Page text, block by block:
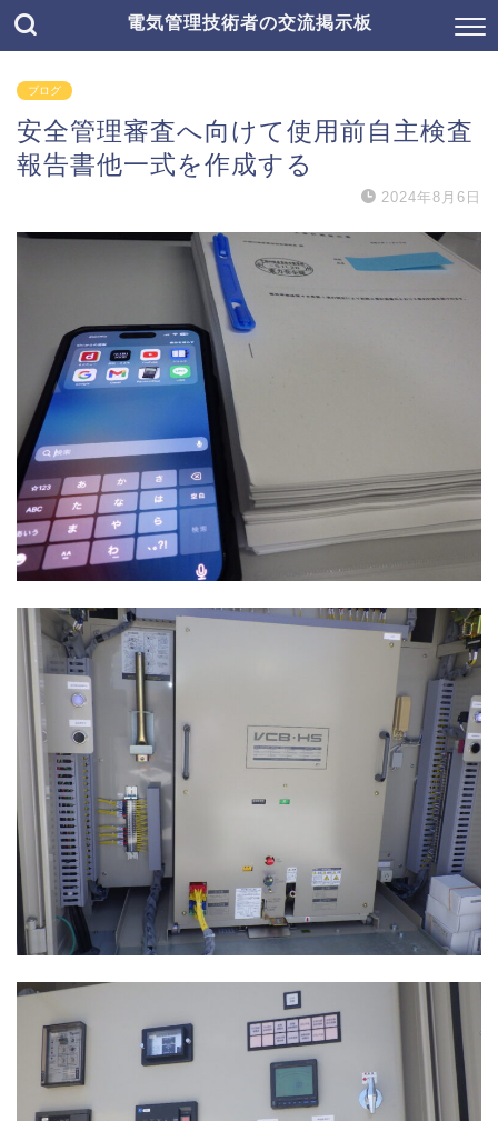
電気管理技術者の交流掲示板
ブログ
安全管理審査へ向けて使用前自主検査
報告書他一式を作成する
2024年8月6日